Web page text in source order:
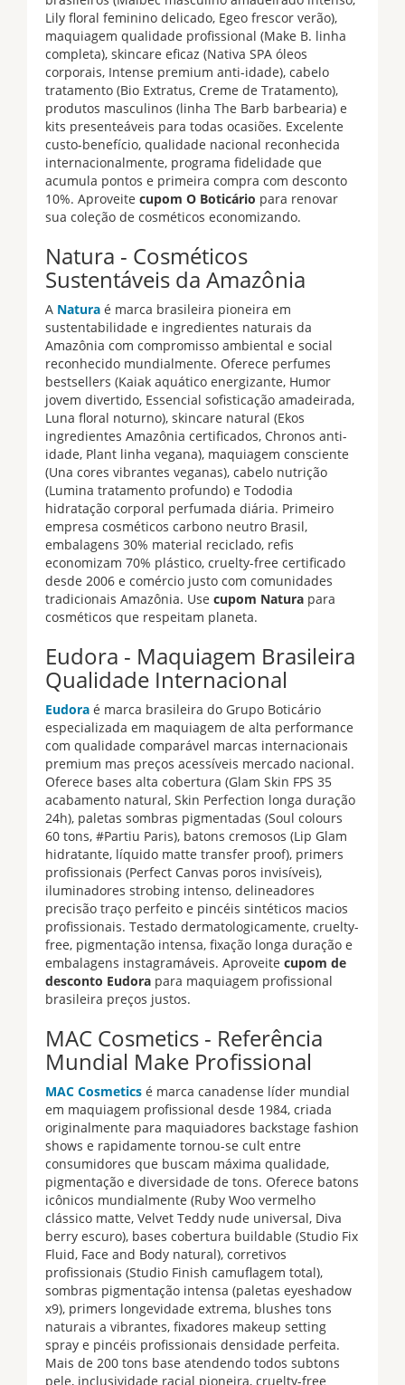
Lily floral feminino delicado, Egeo frescor verão),
maquiagem qualidade profissional (Make B. linha
completa), skincare eficaz (Nativa SPA óleos
corporais, Intense premium anti-idade), cabelo
tratamento (Bio Extratus, Creme de Tratamento),
produtos masculinos (linha The Barb barbearia) e
kits presenteáveis para todas ocasiões. Excelente
custo-benefício, qualidade nacional reconhecida
internacionalmente, programa fidelidade que
acumula pontos e primeira compra com desconto
10%. Aproveite cupom O Boticário para renovar
sua coleção de cosméticos economizando.
Natura - Cosméticos
Sustentáveis da Amazônia
A Natura é marca brasileira pioneira em
sustentabilidade e ingredientes naturais da
Amazônia com compromisso ambiental e social
reconhecido mundialmente. Oferece perfumes
bestsellers (Kaiak aquático energizante, Humor
jovem divertido, Essencial sofisticação amadeirada,
Luna floral noturno), skincare natural (Ekos
ingredientes Amazônia certificados, Chronos anti-
idade, Plant linha vegana), maquiagem consciente
(Una cores vibrantes veganas), cabelo nutrição
(Lumina tratamento profundo) e Tododia
hidratação corporal perfumada diária. Primeiro
empresa cosméticos carbono neutro Brasil,
embalagens 30% material reciclado, refis
economizam 70% plástico, cruelty-free certificado
desde 2006 e comércio justo com comunidades
tradicionais Amazônia. Use cupom Natura para
cosméticos que respeitam planeta.
Eudora - Maquiagem Brasileira
Qualidade Internacional
Eudora é marca brasileira do Grupo Boticário
especializada em maquiagem de alta performance
com qualidade comparável marcas internacionais
premium mas preços acessíveis mercado nacional.
Oferece bases alta cobertura (Glam Skin FPS 35
acabamento natural, Skin Perfection longa duração
24h), paletas sombras pigmentadas (Soul colours
60 tons, #Partiu Paris), batons cremosos (Lip Glam
hidratante, líquido matte transfer proof), primers
profissionais (Perfect Canvas poros invisíveis),
iluminadores strobing intenso, delineadores
precisão traço perfeito e pincéis sintéticos macios
profissionais. Testado dermatologicamente, cruelty-
free, pigmentação intensa, fixação longa duração e
embalagens instagramáveis. Aproveite cupom de
desconto Eudora para maquiagem profissional
brasileira preços justos.
MAC Cosmetics - Referência
Mundial Make Profissional
MAC Cosmetics é marca canadense líder mundial
em maquiagem profissional desde 1984, criada
originalmente para maquiadores backstage fashion
shows e rapidamente tornou-se cult entre
consumidores que buscam máxima qualidade,
pigmentação e diversidade de tons. Oferece batons
icônicos mundialmente (Ruby Woo vermelho
clássico matte, Velvet Teddy nude universal, Diva
berry escuro), bases cobertura buildable (Studio Fix
Fluid, Face and Body natural), corretivos
profissionais (Studio Finish camuflagem total),
sombras pigmentação intensa (paletas eyeshadow
x9), primers longevidade extrema, blushes tons
naturais a vibrantes, fixadores makeup setting
spray e pincéis profissionais densidade perfeita.
Mais de 200 tons base atendendo todos subtons
pele, inclusividade racial pioneira, cruelty-free